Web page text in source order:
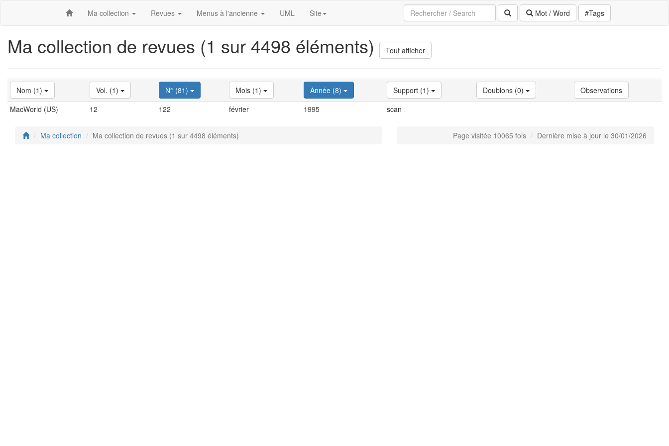
Ma collection Revues Menus à l'ancienne UML Site Mot / Word #Tags
Ma collection de revues (1 sur 4498 éléments) Tout afficher
Nom (1) Vol. (1) N° (81) Mois (1) Année (8) Support (1) Doublons (0)
Observations
MacWorld (US)
12 122 février 1995 scan
Ma collection Ma collection de revues (1 sur 4498 éléments) Page visitée 10065 fois Dernière mise à jour le 30/01/2026